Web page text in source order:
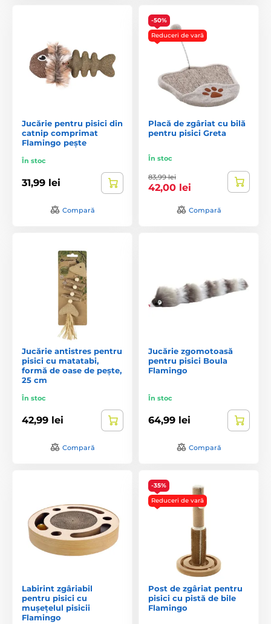
Jucărie pentru pisici din
catnip comprimat
Flamingo pește
În stoc
31,99 lei
Compară
-50%
Reduceri de vară
Placă de zgâriat cu bilă
pentru pisici Greta
În stoc
83,99 lei
42,00 lei
Compară
Jucărie antistres pentru
pisici cu matatabi,
formă de oase de pește,
25 cm
În stoc
42,99 lei
Compară
Jucărie zgomotoasă
pentru pisici Boula
Flamingo
În stoc
64,99 lei
Compară
Labirint zgâriabil
pentru pisici cu
mușețelul pisicii
Flamingo
-35%
Reduceri de vară
Post de zgâriat pentru
pisici cu pistă de bile
Flamingo